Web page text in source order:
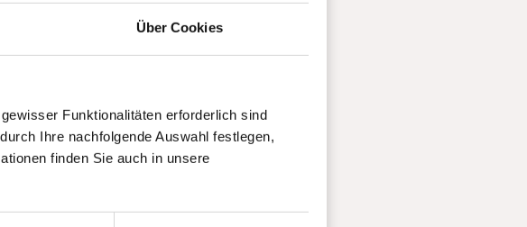
Über Cookies
Funktionalitäten erforderlich sind
Ihre nachfolgende Auswahl festlegen,
finden Sie auch in unsere